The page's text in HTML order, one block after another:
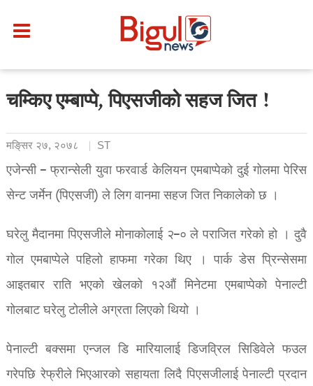
चम्किए एम्बाप्पे, पिएसजीको सहज जित !
मङि्सर २७, २०७८ ST
एजेन्सी – फ्रान्सेली युवा फरवार्ड केलियन एमबाप्पेको दुई गोलमा पेरिस
सेन्ट जर्मेन (पिएसजी) ले लिग वानमा सहज जित निकालेको छ ।
घरेलु मैदानमा पिएसजीले मोनाकोलाई २–० ले पराजित गरेको हो । दुवै
गोल एमबाप्पेले पहिलो हाफमा गरेका थिए । पार्क डेस प्रिन्सेसमा
आइतबार राति भएको खेलको १२औं मिनेटमा एमबाप्पेको पेनाल्टी
गोलबाट घरेलु टोलीले अग्रता लिएको थियो ।
पेनाल्टी बक्समा एन्जल डि मारियालाई डिजव्रिल सिडिवेले फउल
गरेपछि रेफ्रीले भिएआरको सहायता लिदै पिएसजीलाई पेनाल्टी प्रदान